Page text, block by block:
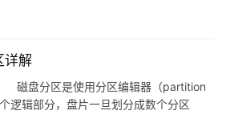
息 文件名； 访问权限； 文件的属主以；
详解
分区是使用分区编辑器（partition
逻辑部分，盘片一旦划分成数个分区